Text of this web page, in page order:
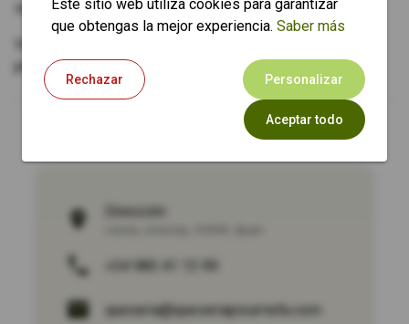
sabores y texturas para satisfacer todos los paladares.
productos artesanos.
Dirección:
queseria@queseriapicurriellu.com
Este sitio web utiliza cookies para garantizar
que obtengas la mejor experiencia. Saber más
Rechazar Personalizar
Aceptar todo